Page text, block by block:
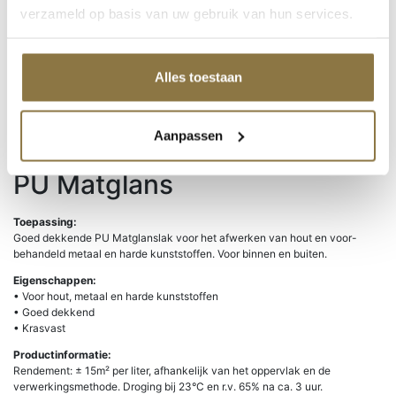
verzameld op basis van uw gebruik van hun services.
Alles toestaan
Aanpassen
Verwerking Kwast of roller
Stofdroog na ca. 1 uur. Overschildrbaar na ca. 12 uur
Merkblad Downloaden
Downloaden
PU Matglans
Toepassing:
Goed dekkende PU Matglanslak voor het afwerken van hout en voor-
behandeld metaal en harde kunststoffen. Voor binnen en buiten.
Eigenschappen:
• Voor hout, metaal en harde kunststoffen
• Goed dekkend
• Krasvast
Productinformatie:
Rendement: ± 15m² per liter, afhankelijk van het oppervlak en de
verwerkingsmethode. Droging bij 23°C en r.v. 65% na ca. 3 uur.